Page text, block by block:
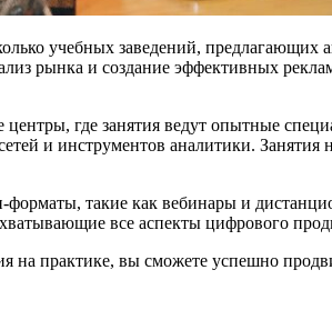
учебных заведений,
рынка и создание эффективных
центры, где занятия ведут опытные
и инструментов аналитики.
такие как вебинары и
все аспекты цифрового
на практике, вы сможете успешно